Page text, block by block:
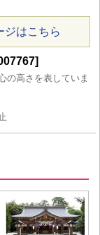
ジはこちら
の高さを表していま